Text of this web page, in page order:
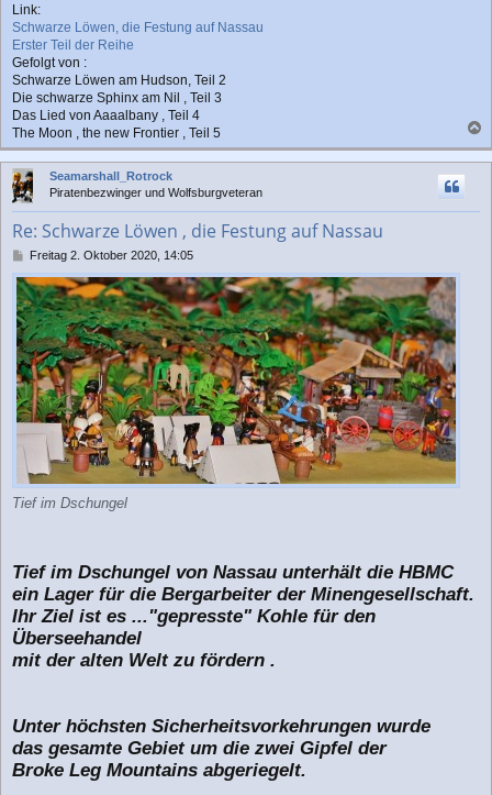
Link:
Schwarze Löwen, die Festung auf Nassau
Erster Teil der Reihe
Gefolgt von :
Schwarze Löwen am Hudson, Teil 2
Die schwarze Sphinx am Nil , Teil 3
Das Lied von Aaaalbany , Teil 4
The Moon , the new Frontier , Teil 5
a
c
Seamarshall_Rotrock
Piratenbezwinger und Wolfsburgveteran
Re: Schwarze Löwen , die Festung auf Nassau
B
e
i
t
r
a
g
Freitag 2. Oktober 2020, 14:05
Tief im Dschungel
Tief im Dschungel von Nassau unterhält die HBMC
ein Lager für die Bergarbeiter der Minengesellschaft.
Ihr Ziel ist es ..."gepresste" Kohle für den
Überseehandel
mit der alten Welt zu fördern .
Unter höchsten Sicherheitsvorkehrungen wurde
das gesamte Gebiet um die zwei Gipfel der
Broke Leg Mountains abgeriegelt.